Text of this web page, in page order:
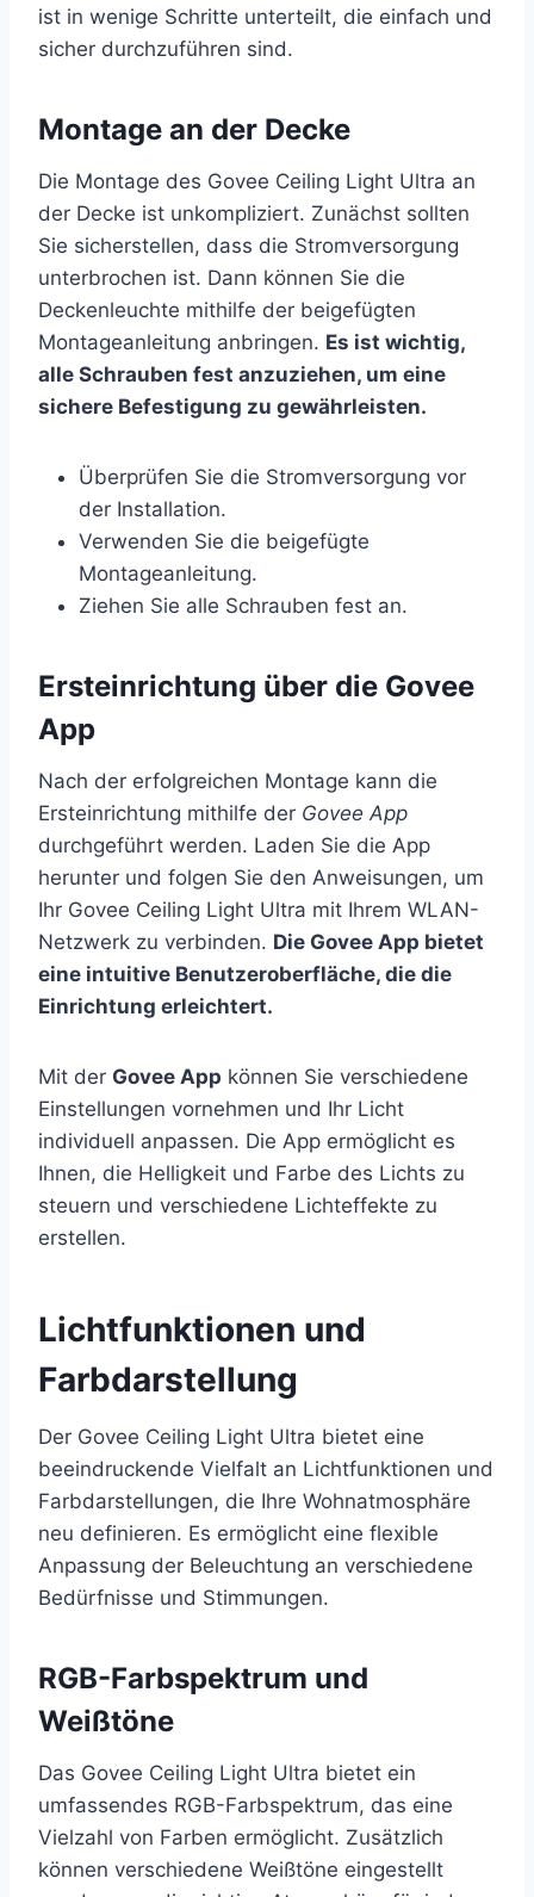
ist in wenige Schritte unterteilt, die einfach und
sicher durchzuführen sind.
Montage an der Decke
Die Montage des Govee Ceiling Light Ultra an
der Decke ist unkompliziert. Zunächst sollten
Sie sicherstellen, dass die Stromversorgung
unterbrochen ist. Dann können Sie die
Deckenleuchte mithilfe der beigefügten
Montageanleitung anbringen. Es ist wichtig,
alle Schrauben fest anzuziehen, um eine
sichere Befestigung zu gewährleisten.
Überprüfen Sie die Stromversorgung vor
der Installation.
Verwenden Sie die beigefügte
Montageanleitung.
Ziehen Sie alle Schrauben fest an.
Ersteinrichtung über die Govee
App
Nach der erfolgreichen Montage kann die
Ersteinrichtung mithilfe der Govee App
durchgeführt werden. Laden Sie die App
herunter und folgen Sie den Anweisungen, um
Ihr Govee Ceiling Light Ultra mit Ihrem WLAN-
Netzwerk zu verbinden. Die Govee App bietet
eine intuitive Benutzeroberfläche, die die
Einrichtung erleichtert.
Mit der Govee App können Sie verschiedene
Einstellungen vornehmen und Ihr Licht
individuell anpassen. Die App ermöglicht es
Ihnen, die Helligkeit und Farbe des Lichts zu
steuern und verschiedene Lichteffekte zu
erstellen.
Lichtfunktionen und
Farbdarstellung
Der Govee Ceiling Light Ultra bietet eine
beeindruckende Vielfalt an Lichtfunktionen und
Farbdarstellungen, die Ihre Wohnatmosphäre
neu definieren. Es ermöglicht eine flexible
Anpassung der Beleuchtung an verschiedene
Bedürfnisse und Stimmungen.
RGB-Farbspektrum und
Weißtöne
Das Govee Ceiling Light Ultra bietet ein
umfassendes RGB-Farbspektrum, das eine
Vielzahl von Farben ermöglicht. Zusätzlich
können verschiedene Weißtöne eingestellt